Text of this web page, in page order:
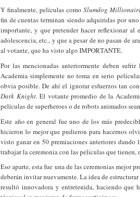
Y finalmente, películas como Slumdog
fin de cuentas terminan siendo adquiridas por
importante, y que pretender hacer reflexionar al
adolescencia, etc., y que a pesar de no pasan de
al votante, que ha visto algo IMPORTANTE.
Por las mencionadas anteriormente deben
Academia simplemente no toma en serio
obvia posible. De ahí el ignorar esfuerzos tan
Dark Knight.El votante promedio de la
películas de superheroes o de robots animados
Este año en general fue uno de los más
hicieron lo mejor que pudieron para hacernos
visto ganar en 50 premiaciones anteriores dando
trabajar la ceremonia con las películas que tienen,
Eso aparte, esta fue una de las ceremonias mejor
deberán invitar nuevamente. La idea de
resultó innovadora y entretenida, haciendo que